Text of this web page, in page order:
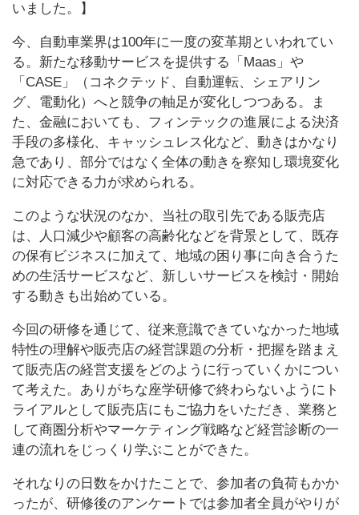
いました。】
今、自動車業界は100年に一度の変革期といわれてい
る。新たな移動サービスを提供する「Maas」や
「CASE」（コネクテッド、自動運転、シェアリン
グ、電動化）へと競争の軸足が変化しつつある。ま
た、金融においても、フィンテックの進展による決済
手段の多様化、キャッシュレス化など、動きはかなり
急であり、部分ではなく全体の動きを察知し環境変化
に対応できる力が求められる。
このような状況のなか、当社の取引先である販売店
は、人口減少や顧客の高齢化などを背景として、既存
の保有ビジネスに加えて、地域の困り事に向き合うた
めの生活サービスなど、新しいサービスを検討・開始
する動きも出始めている。
今回の研修を通じて、従来意識できていなかった地域
特性の理解や販売店の経営課題の分析・把握を踏まえ
て販売店の経営支援をどのように行っていくかについ
て考えた。ありがちな座学研修で終わらないようにト
ライアルとして販売店にもご協力をいただき、業務と
して商圏分析やマーケティング戦略など経営診断の一
連の流れをじっくり学ぶことができた。
それなりの日数をかけたことで、参加者の負荷もかか
ったが、研修後のアンケートでは参加者全員がやりが